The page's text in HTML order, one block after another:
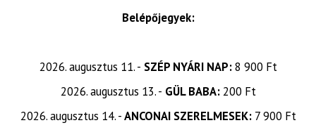
Belépőjegyek:
2026. augusztus 11. - SZÉP NYÁRI NAP:8 900 Ft
2026. augusztus 13. - GÜL BABA:200 Ft
2026. augusztus 14. -ANCONAI SZERELMESEK: 7 900 Ft